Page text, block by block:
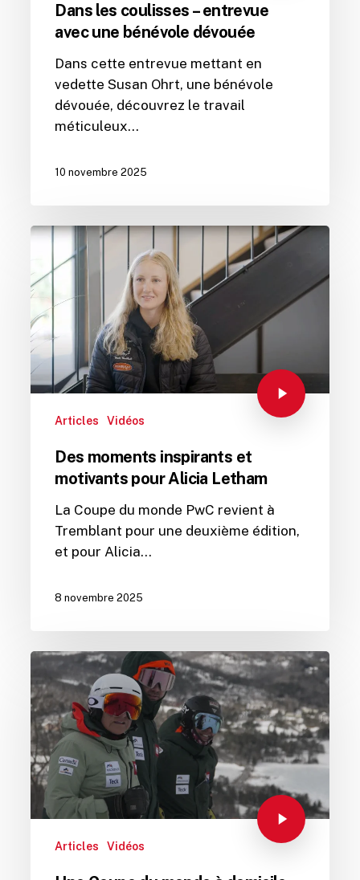
Dans les coulisses – entrevue
avec une bénévole dévouée
Dans cette entrevue mettant en
vedette Susan Ohrt, une bénévole
dévouée, découvrez le travail
méticuleux…
10 novembre 2025
Articles Vidéos
Des moments inspirants et
motivants pour Alicia Letham
La Coupe du monde PwC revient à
Tremblant pour une deuxième édition,
et pour Alicia…
8 novembre 2025
Articles Vidéos